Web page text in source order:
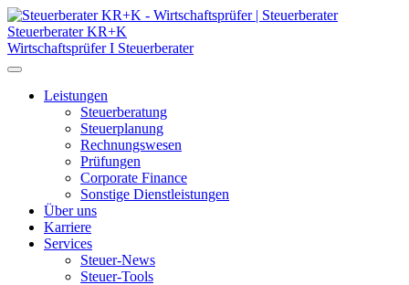
Steuerberater KR+K
Wirtschaftsprüfer I Steuerberater
Leistungen
Steuerberatung
Steuerplanung
Rechnungswesen
Prüfungen
Corporate Finance
Sonstige Dienstleistungen
Über uns
Karriere
Services
Steuer-News
Steuer-Tools